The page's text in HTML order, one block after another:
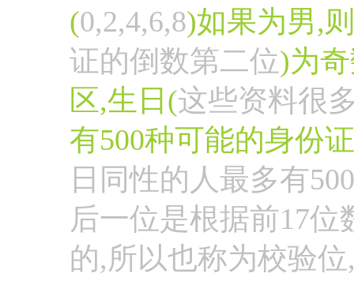
(0,2,4,6,8)如果为男,则
证的倒数第二位)为
区,生日(这些资料很
有500种可能的身份
日同性的人最多有
后一位是根据前17
的,所以也称为校验